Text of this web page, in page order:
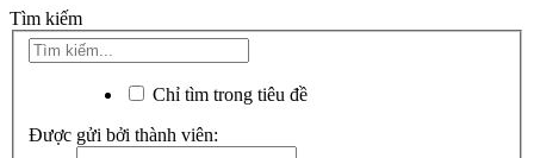
Tìm kiếm
Chỉ tìm trong tiêu đề
Được gửi bởi thành viên: